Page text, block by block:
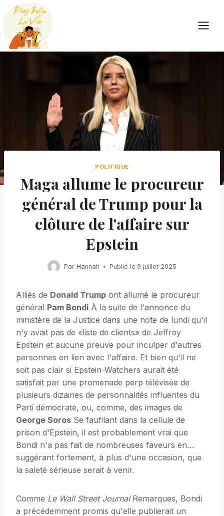
Skip
content
POLITIQUE
Maga allume le procureur
général de Trump pour la
clôture de l'affaire sur
Epstein
Par Hannah Publié le 9 juillet 2025
Alliés de Donald Trump ont allumé le procureur
général Pam Bondi À la suite de l'annonce du
ministère de la Justice dans une note de lundi qu'il
n'y avait pas de «liste de clients» de Jeffrey
Epstein et aucune preuve pour inculper d'autres
personnes en lien avec l'affaire. Et bien qu'il ne
soit pas clair si Epstein-Watchers aurait été
satisfait par une promenade perp télévisée de
plusieurs dizaines de personnalités influentes du
Parti démocrate, ou, comme, des images de
George Soros Se faufilant dans la cellule de
prison d'Epstein, il est probablement vrai que
Bondi n'a pas fait de nombreuses faveurs en…
suggérant fortement, à plus d'une occasion, que
la saleté sérieuse serait à venir.
Comme Le Wall Street JournalRemarques, Bondi
a précédemment promis qu'elle publierait un